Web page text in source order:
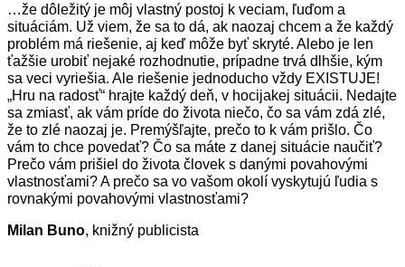
…že dôležitý je môj vlastný postoj k veciam, ľuďom a
situáciám. Už viem, že sa to dá, ak naozaj chcem a že každý
problém má riešenie, aj keď môže byť skryté. Alebo je len
ťažšie urobiť nejaké rozhodnutie, prípadne trvá dlhšie, kým
sa veci vyriešia. Ale riešenie jednoducho vždy EXISTUJE!
„Hru na radosť“ hrajte každý deň, v hocijakej situácii. Nedajte
sa zmiasť, ak vám príde do života niečo, čo sa vám zdá zlé,
že to zlé naozaj je. Premýšľajte, prečo to k vám prišlo. Čo
vám to chce povedať? Čo sa máte z danej situácie naučiť?
Prečo vám prišiel do života človek s danými povahovými
vlastnosťami? A prečo sa vo vašom okolí vyskytujú ľudia s
rovnakými povahovými vlastnosťami?
Milan Buno, knižný publicista